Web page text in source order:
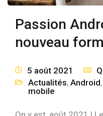
Passion
nouveau
5 août 2021
Actualités, Android,
mobile